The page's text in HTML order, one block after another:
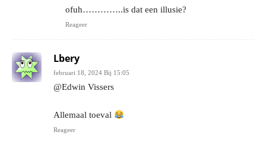
ofuh…………..is dat een illusie?
Reageer
Lbery
februari 18, 2024 Bij 15:05
@Edwin Vissers
Allemaal toeval
Reageer